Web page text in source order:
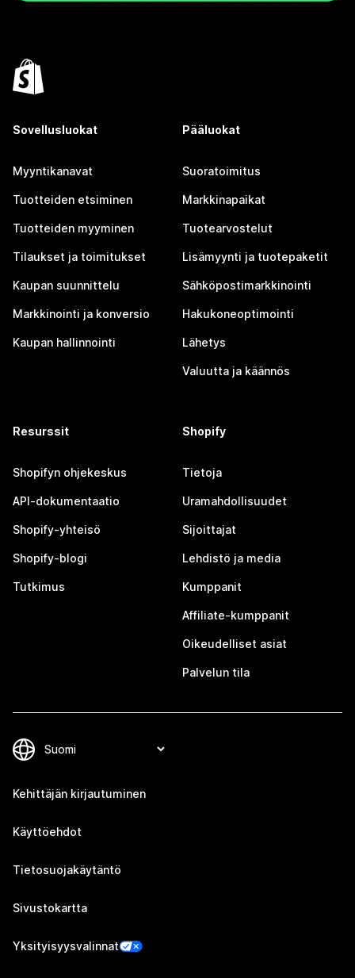
Sovellusluokat
Myyntikanavat
Tuotteiden etsiminen
Tuotteiden myyminen
Tilaukset ja toimitukset
Kaupan suunnittelu
Markkinointi ja konversio
Kaupan hallinnointi
Pääluokat
Suoratoimitus
Markkinapaikat
Tuotearvostelut
Lisämyynti ja tuotepaketit
Sähköpostimarkkinointi
Hakukoneoptimointi
Lähetys
Valuutta ja käännös
Resurssit
Shopifyn ohjekeskus
API-dokumentaatio
Shopify-yhteisö
Shopify-blogi
Tutkimus
Shopify
Tietoja
Uramahdollisuudet
Sijoittajat
Lehdistö ja media
Kumppanit
Affiliate-kumppanit
Oikeudelliset asiat
Palvelun tila
Kehittäjän kirjautuminen
Käyttöehdot
Tietosuojakäytäntö
Sivustokartta
Yksityisyysvalinnat